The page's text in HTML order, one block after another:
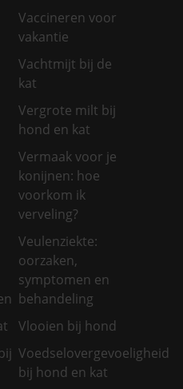
Vaccineren voor
vakantie
Vachtmijt bij de
kat
Vergrote milt bij
hond en kat
Vermaak voor je
konijnen: hoe
voorkom ik
verveling?
Veulenziekte:
oorzaken,
symptomen en
behandeling
Vlooien bij hond
Voedselovergevoeligheid
bij hond en kat